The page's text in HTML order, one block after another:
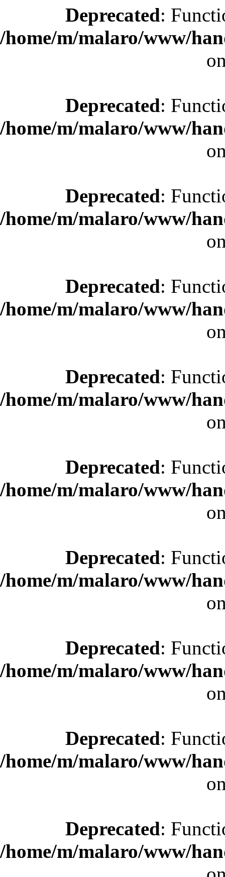
Deprecated:
/home/m/malaro/www/
Deprecated:
/home/m/malaro/www/
Deprecated:
/home/m/malaro/www/
Deprecated:
/home/m/malaro/www/
Deprecated:
/home/m/malaro/www/
Deprecated:
/home/m/malaro/www/
Deprecated:
/home/m/malaro/www/
Deprecated:
/home/m/malaro/www/
Deprecated:
/home/m/malaro/www/
Deprecated:
/home/m/malaro/www/